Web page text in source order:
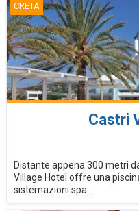
CRETA
Castri
Distante appena 300 metri
Village Hotel offre una
sistemazioni spa...